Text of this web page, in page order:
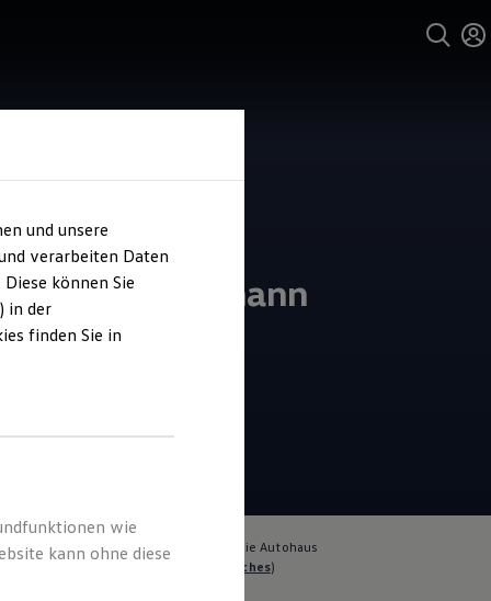
Stegelmann
4.8| 30 Bewertungen
für die Inhalte auf dieser Seite ist die Autohaus
Impressum & Rechtliches)
und unsere
verarbeiten Daten
können Sie
in der
finden Sie in
wie
kann ohne diese